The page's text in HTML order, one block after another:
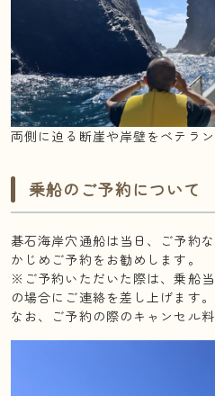
両側に迫る断崖や岸壁をベテラ
乗船のご予約について
碁石海岸穴通船は当日、ご予約
かじめご予約をお勧めします。
※ご予約いただいた際は、乗船
の場合にご連絡を差し上げます。
なお、ご予約の際のキャンセル